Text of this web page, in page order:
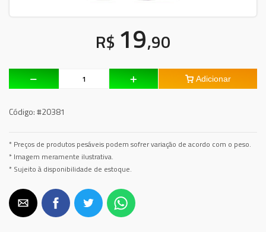
R$ 19,90
Adicionar
Código:#20381
* Preços de produtos pesáveis podem sofrer variação de acordo com o peso.
* Imagem meramente ilustrativa.
* Sujeito à disponibilidade de estoque.